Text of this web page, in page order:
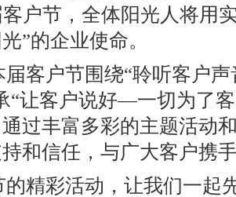
户节，全体阳光人将用
”的企业使命。
届客户节围绕“聆听客户
“让客户说好—一切为了
过丰富多彩的主题活动
持和信任，与广大客户携
的精彩活动，让我们一起